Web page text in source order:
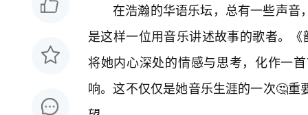
在浩瀚的华语乐坛，总有一些声音
是这样一位用音乐讲述故事的歌者。
将她内心深处的情感与思考，化作一
响。这不仅仅是她音乐生涯的一次🤔